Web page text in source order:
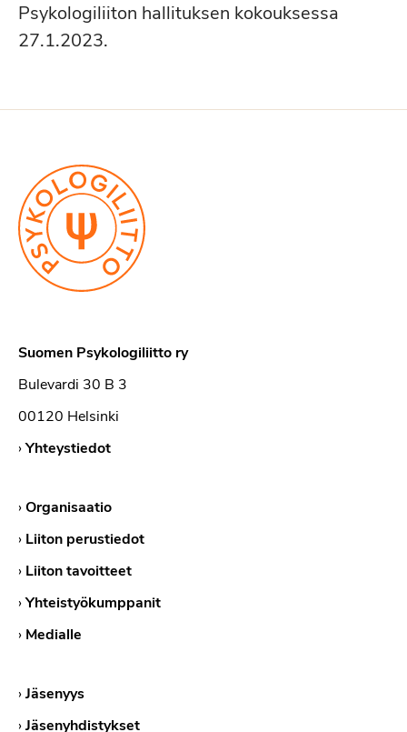
Psykologiliiton hallituksen kokouksessa
27.1.2023.
Suomen Psykologiliitto ry
Bulevardi 30 B 3
00120 Helsinki
›Yhteystiedot
›Organisaatio
› Liiton perustiedot
› Liiton tavoitteet
›Yhteistyökumppanit
› Medialle
›Jäsenyys
›Jäsenyhdistykset